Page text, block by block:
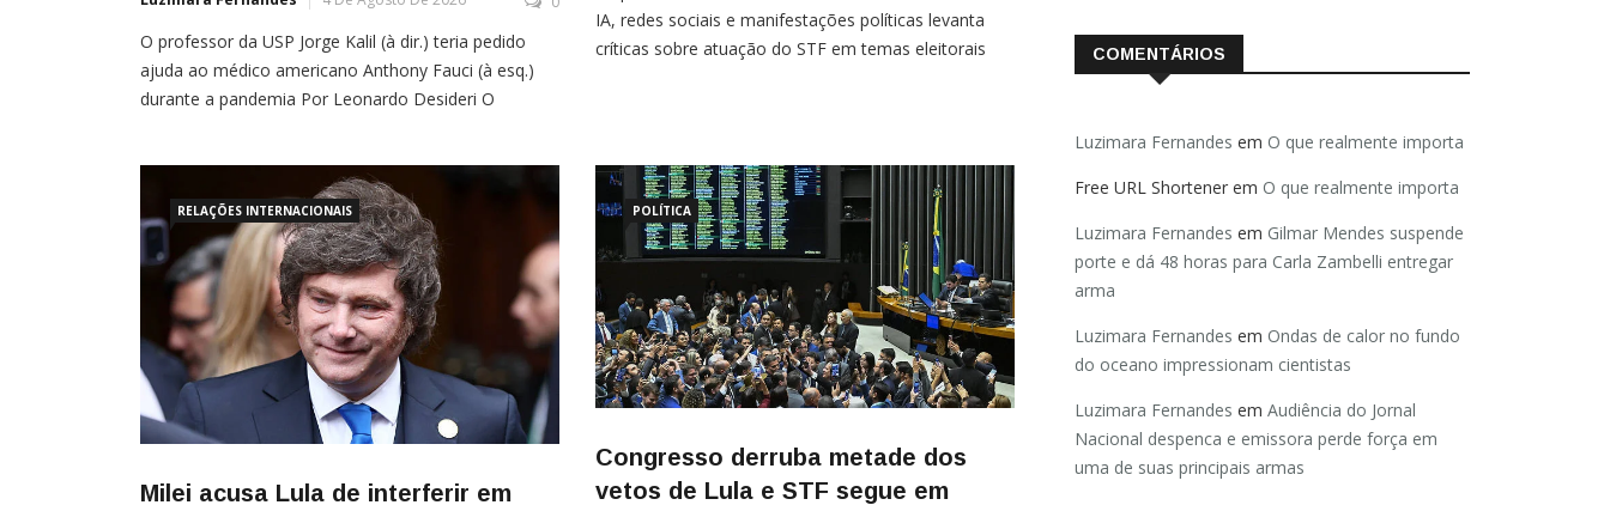
O professor da USP Jorge Kalil (à dir.) teria pedido
ajuda ao médico americano Anthony Fauci (à esq.)
durante a pandemia Por Leonardo Desideri O
da República Jair Bolsonaro ao médico americano
IA, redes sociais e manifestações políticas levanta
críticas sobre atuação do STF em temas eleitorais
Moraes no centro das disputas eleitorais. Embora
não integre atualmente o Tribunal
RELAÇÕES INTERNACIONAIS
Milei acusa Lula de interferir em
POLÍTICA
Congresso derruba metade dos
vetos de Lula e STF segue em
COMENTÁRIOS
Luzimara Fernandes em O que realmente importa
Free URL Shortener em O que realmente importa
Luzimara Fernandes em Gilmar Mendes suspende
porte e dá 48 horas para Carla Zambelli entregar
arma
Luzimara Fernandes em Ondas de calor no fundo
do oceano impressionam cientistas
Luzimara Fernandes em Audiência do Jornal
Nacional despenca e emissora perde força em
uma de suas principais armas